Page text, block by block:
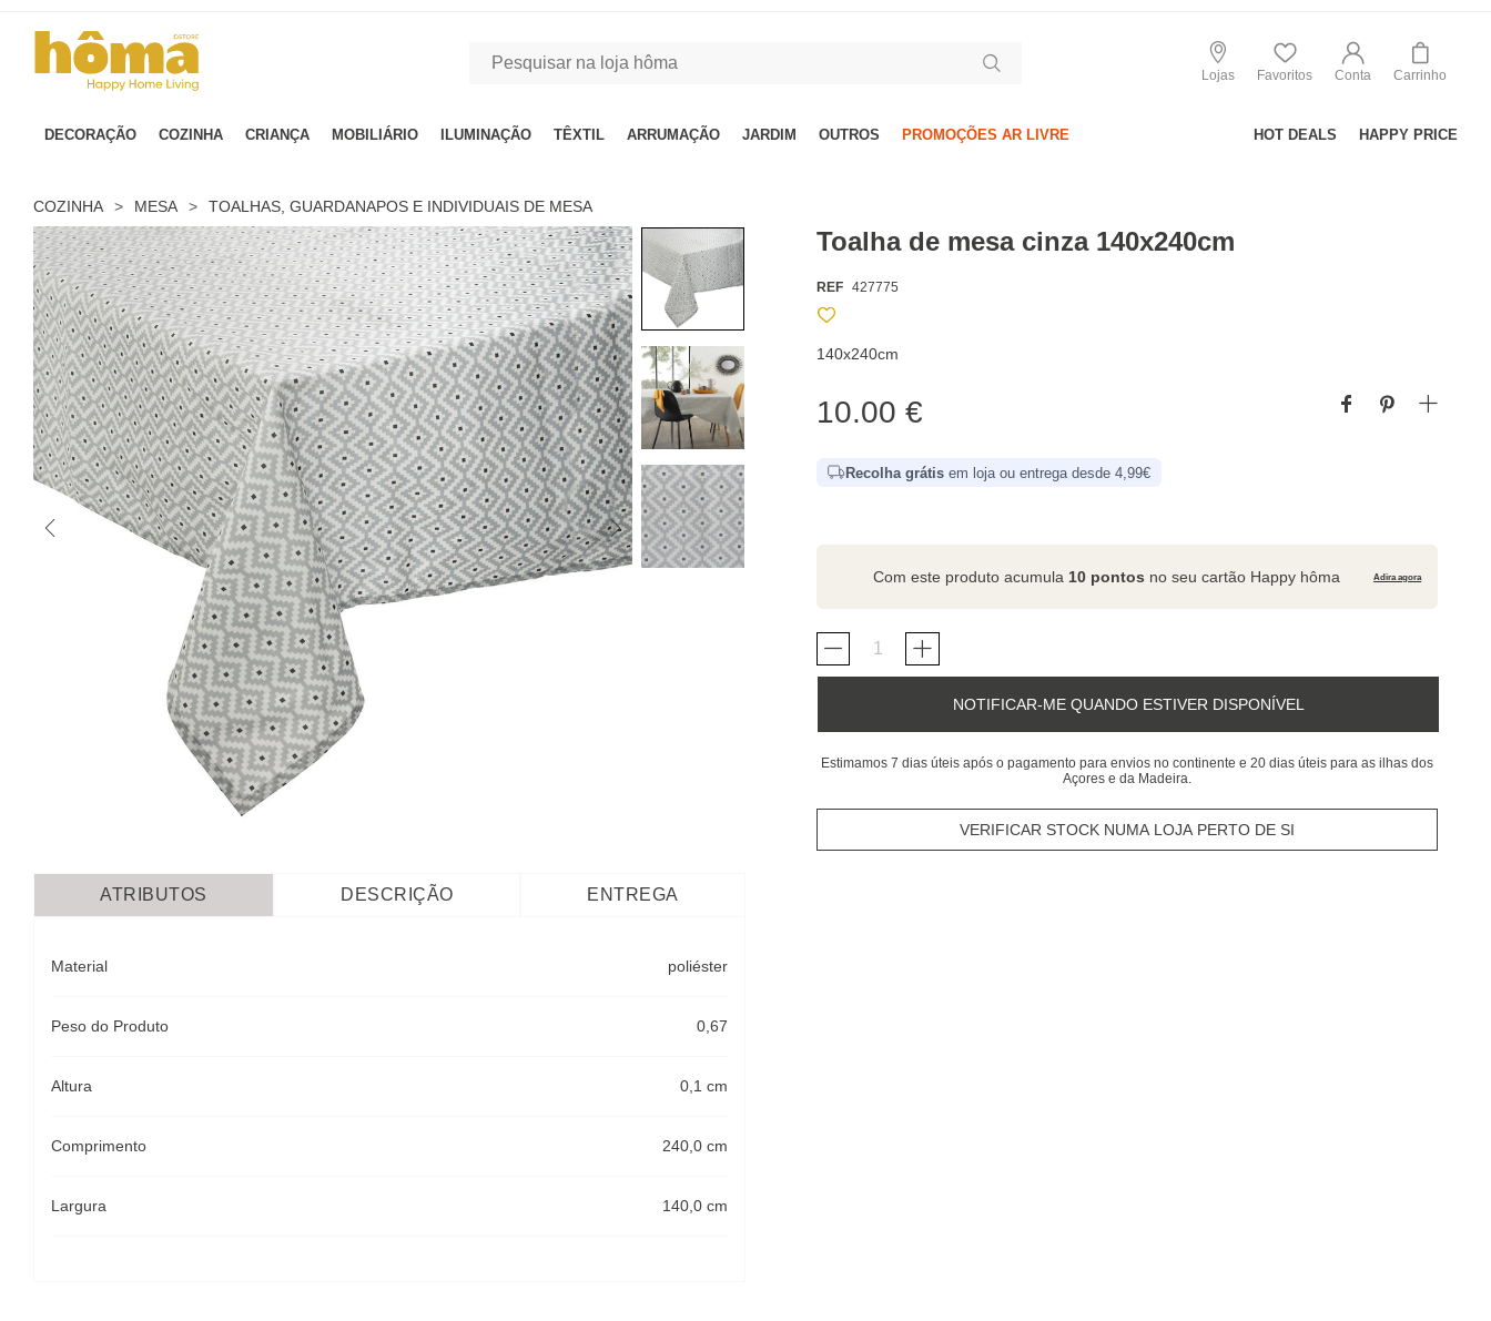
Lojas Favoritos Conta Carrinho
DECORAÇÃO COZINHA CRIANÇA MOBILIÁRIO ILUMINAÇÃO TÊXTIL ARRUMAÇÃO JARDIM OUTROS PROMOÇÕES AR LIVRE HOT DEALS HAPPY PRICE
COZINHA > MESA > TOALHAS, GUARDANAPOS E INDIVIDUAIS DE MESA
Toalha de mesa cinza 140x240cm
REF 427775
140x240cm
10.00 €
Recolha grátis em loja ou entrega desde 4,99€
Com este produto acumula 10 pontos no seu cartão Happy hôma Adira agora
NOTIFICAR-ME QUANDO ESTIVER DISPONÍVEL
Estimamos 7 dias úteis após o pagamento para envios no continente e 20 dias úteis para as ilhas dos
Açores e da Madeira.
VERIFICAR STOCK NUMA LOJA PERTO DE SI
ATRIBUTOS DESCRIÇÃO ENTREGA
Material poliéster
Peso do Produto 0,67
Altura 0,1 cm
Comprimento 240,0 cm
Largura 140,0 cm